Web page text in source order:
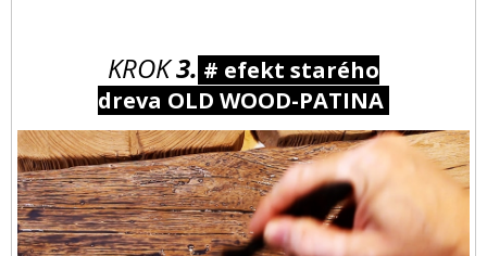
KROK3. # efekt starého
dreva OLD WOOD-PATINA